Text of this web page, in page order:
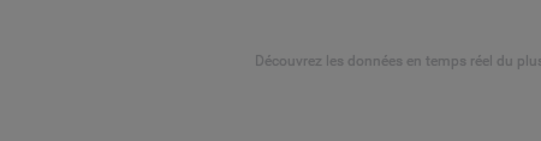
Découvrez les données en temps réel du